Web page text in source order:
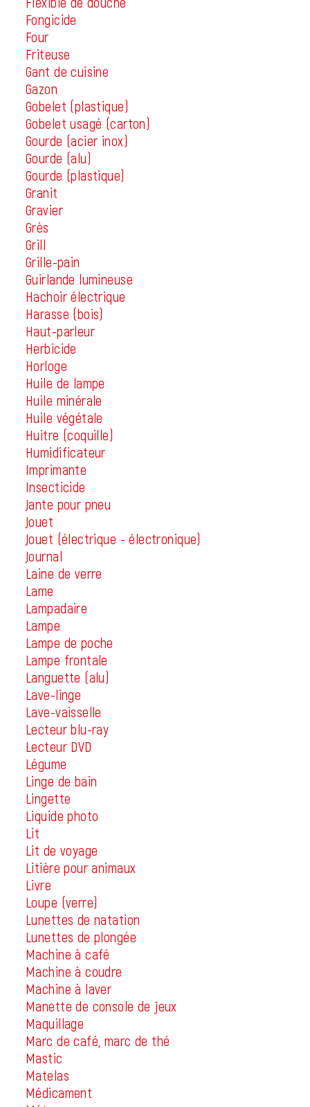
Fongicide
Four
Friteuse
Gant de cuisine
Gazon
Gobelet (plastique)
Gobelet usagé (carton)
Gourde (acier inox)
Gourde (alu)
Gourde (plastique)
Granit
Gravier
Grès
Grill
Grille-pain
Guirlande lumineuse
Hachoir électrique
Harasse (bois)
Haut-parleur
Herbicide
Horloge
Huile de lampe
Huile minérale
Huile végétale
Huitre (coquille)
Humidificateur
Imprimante
Insecticide
Jante pour pneu
Jouet
Jouet (électrique - électronique)
Journal
Laine de verre
Lame
Lampadaire
Lampe
Lampe de poche
Lampe frontale
Languette (alu)
Lave-linge
Lave-vaisselle
Lecteur blu-ray
Lecteur DVD
Légume
Linge de bain
Lingette
Liquide photo
Lit
Lit de voyage
Litière pour animaux
Livre
Loupe (verre)
Lunettes de natation
Lunettes de plongée
Machine à café
Machine à coudre
Machine à laver
Manette de console de jeux
Maquillage
Marc de café, marc de thé
Mastic
Matelas
Médicament